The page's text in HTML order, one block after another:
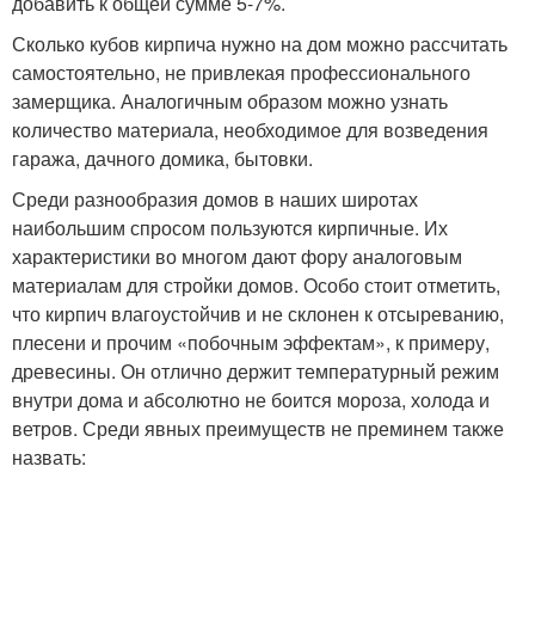
Сколько кубов кирпича нужно на дом можно рассчитать
самостоятельно, не привлекая профессионального
замерщика. Аналогичным образом можно узнать
количество материала, необходимое для возведения
гаража, дачного домика, бытовки.
Среди разнообразия домов в наших широтах
наибольшим спросом пользуются кирпичные. Их
характеристики во многом дают фору аналоговым
материалам для стройки домов. Особо стоит отметить,
что кирпич влагоустойчив и не склонен к отсыреванию,
плесени и прочим «побочным эффектам», к примеру,
древесины. Он отлично держит температурный режим
внутри дома и абсолютно не боится мороза, холода и
ветров. Среди явных преимуществ не преминем также
назвать: